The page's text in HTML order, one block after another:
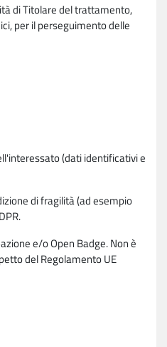
di Titolare del trattamento,
per il perseguimento delle
(dati identificativi e
di fragilità (ad esempio
e/o Open Badge. Non è
del Regolamento UE